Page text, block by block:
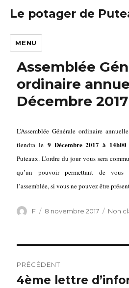
Le potager de
MENU
Assemblée
ordinaire
Décembre 2017
L’Assemblée Générale ordinaire annuelle
tiendra le 9 Décembre 2017 à
Puteaux. L’ordre du jourvous sera
qu’un pouvoir permettant de vous
l’assemblée, si vous ne pouvez être
Auteur
F
Publié
8 novembre 2017 Non
de
PRÉCÉDENT
Article
4ème lettre
C'EST NOTÉ, MERCI